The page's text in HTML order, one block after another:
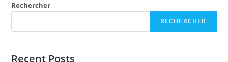
Rechercher
RECHERCHER
Recent Posts